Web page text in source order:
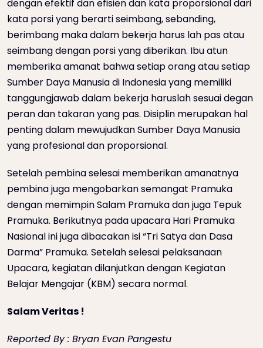
dengan efektif dan efisien dan kata proporsional dari
kata porsi yang berarti seimbang, sebanding,
berimbang maka dalam bekerja harus lah pas atau
seimbang dengan porsi yang diberikan. Ibu atun
memberika amanat bahwa setiap orang atau setiap
Sumber Daya Manusia di Indonesia yang memiliki
tanggungjawab dalam bekerja haruslah sesuai degan
peran dan takaran yang pas. Disiplin merupakan hal
penting dalam mewujudkan Sumber Daya Manusia
yang profesional dan proporsional.
Setelah pembina selesai memberikan amanatnya
pembina juga mengobarkan semangat Pramuka
dengan memimpin Salam Pramuka dan juga Tepuk
Pramuka. Berikutnya pada upacara Hari Pramuka
Nasional ini juga dibacakan isi “Tri Satya dan Dasa
Darma” Pramuka. Setelah selesai pelaksanaan
Upacara, kegiatan dilanjutkan dengan Kegiatan
Belajar Mengajar (KBM) secara normal.
Salam Veritas !
Reported By : Bryan Evan Pangestu